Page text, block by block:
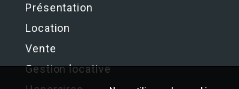
Présentation
Location
Vente
Gestion locative